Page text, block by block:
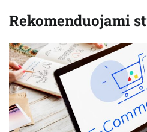
Rekomenduojami